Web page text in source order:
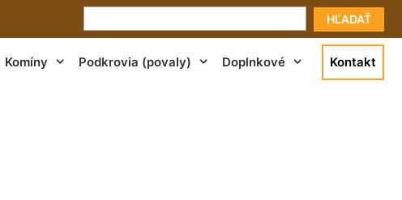
HĽADAŤ
Komíny Podkrovia (povaly) Doplnkové Kontakt